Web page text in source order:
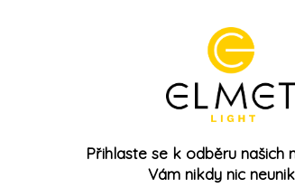
Přihlaste se k odběru našich
Vám nikdy nic